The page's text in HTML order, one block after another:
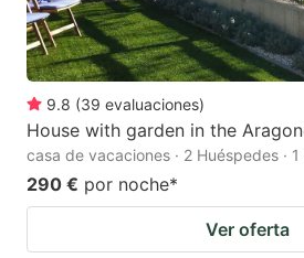
9.8 (39 evaluaciones)
House with garden in the
casa de vacaciones · 2 Huéspedes ·
290 € por noche*
Ver oferta